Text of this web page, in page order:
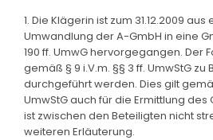
1. Die Klägerin ist zum 31.12.2009
Umwandlung der A-GmbH in eine
190 ff. UmwG hervorgegangen. Der
gemäß § 9 i.V.m. §§ 3 ff. UmwStG zu
durchgeführt werden. Dies gilt gemäß
UmwStG auch für die Ermittlung
ist zwischen den Beteiligten nicht
weiteren Erläuterung.